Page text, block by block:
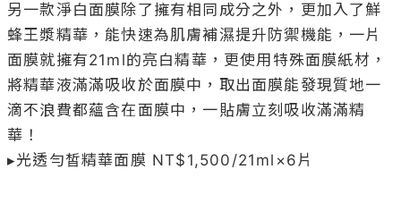
另一款淨白面膜除了擁有相同成分之外，更加入了鮮
蜂王漿精華，能快速為肌膚補濕提升防禦機能，一片
面膜就擁有21ml的亮白精華，更使用特殊面膜紙材，
將精華液滿滿吸收於面膜中，取出面膜能發現質地一
滴不浪費都蘊含在面膜中，一貼膚立刻吸收滿滿精
華！
▸光透勻皙精華面膜 NT$1,500/21ml×6片